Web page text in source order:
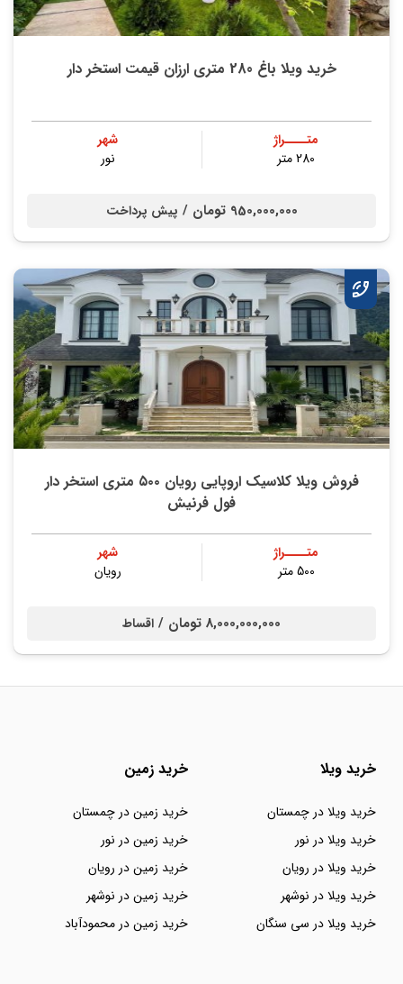
خرید ویلا باغ 280 متری ارزان قیمت استخر دار
متــــراژ
280 متر
شهر
نور
950,000,000 تومان / پیش پرداخت
فروش ویلا کلاسیک اروپایی رویان ۵۰۰ متری استخر دار
فول فرنیش
متــــراژ
500 متر
شهر
رویان
8,000,000,000 تومان / اقساط
خرید ویلا
خرید ویلا در چمستان
خرید ویلا در نور
خرید ویلا در رویان
خرید ویلا در نوشهر
خرید ویلا در سی سنگان
خرید زمین
خرید زمین در چمستان
خرید زمین در نور
خرید زمین در رویان
خرید زمین در نوشهر
خرید زمین در محمودآباد